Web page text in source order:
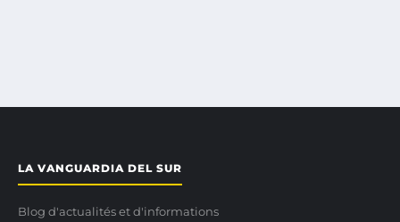
LA VANGUARDIA DEL SUR
Blog d'actualités et d'informations